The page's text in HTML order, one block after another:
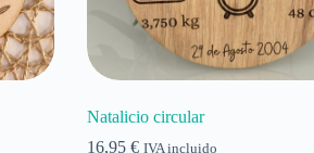
Natalicio circular
16,95 € IVA incluido